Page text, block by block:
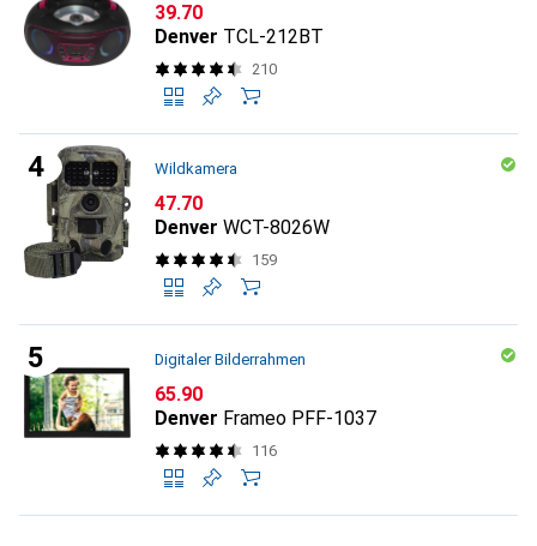
CHF
39.70
Denver TCL-212BT
210
Wildkamera
CHF
47.70
Denver WCT-8026W
159
Digitaler Bilderrahmen
CHF
65.90
Denver Frameo PFF-1037
116